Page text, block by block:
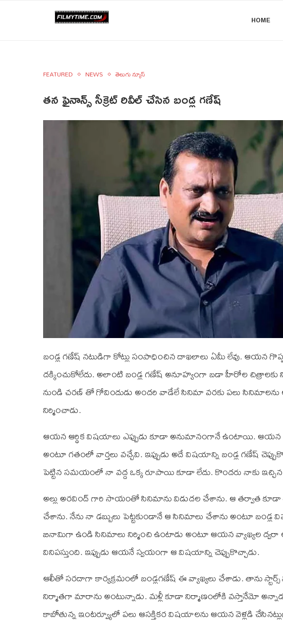
HOME
FEATURED NEWS తెలుగు న్యూస్
తన ఫైనాన్స్‌ సీక్రెట్‌ రివీల్‌ చేసిన బండ్ల గణేష్‌
బండ్ల గణేష్‌ నటుడిగా కోట్లు సంపాధించిన దాఖలాలు ఏమీ లేవు. ఆయన గొప్ప
దక్కించుకోలేదు. అలాంటి బండ్ల గణేష్‌ అనూహ్యంగా బడా హీరోల
నుండి చరణ్‌ తో గోవిందుడు అందరి వాడేలే సినిమా వరకు పలు
నిర్మించాడు.
ఆయన ఆర్థిక విషయాలు ఎప్పుడు కూడా అనుమానంగానే ఉంటాయి. ఆయన
అంటూ గతంలో వార్తలు వచ్చేవి. ఇప్పుడు అదే విషయాన్ని బండ్ల గణేష్‌
పెట్టిన సమయంలో నా వద్ద ఒక్క రూపాయి కూడా లేదు. కొందరు నాకు
అల్లు అరవింద్‌ గారి సాయంతో సినిమాను విడుదల చేశాను. ఆ తర్వాత
చేశాను. నేను నా డబ్బులు పెట్టకుండానే ఆ సినిమాలు చేశాను అంటూ
బినామిగా ఉండి సినిమాలు నిర్మించి ఉంటాడు అంటూ ఆయన వ్యాఖ్యల
వినిపస్తుంది. ఇప్పుడు ఆయనే స్వయంగా ఆ విషయాన్ని చెప్పుకొచ్చాడు.
ఆలీతో సరదాగా కార్యక్రమంలో బండ్లగణేష్‌ ఈ వ్యాఖ్యలు చేశాడు. తాను
నిర్మాతగా మారాను అంటున్నాడు. మళ్లీ కూడా నిర్మాణంలోకి వస్తానేమో
కాబోతున్న ఇంటర్వ్యూలో పలు ఆసక్తికర విషయాలను ఆయన వెళ్లడి